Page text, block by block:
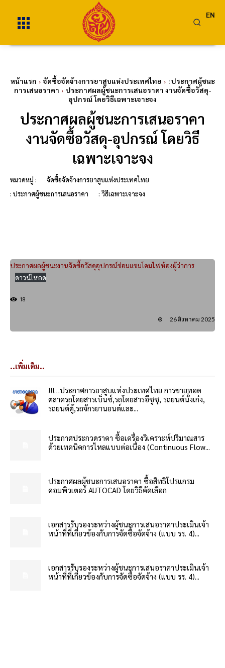
EN
หน้าแรก จัดซื้อจัดจ้างการยาสูบแห่งประเทศไทย
: ประกาศผู้ชนะ
การเสนอราคา
ประกาศผลผู้ชนะการเสนอราคา งานจัดซื้อวัสดุ-
อุปกรณ์ โดยวิธีเฉพาะเจาะจง
ประกาศผลผู้ชนะการเสนอราคา
งานจัดซื้อวัสดุ-อุปกรณ์ โดยวิธี
เฉพาะเจาะจง
หมวดหมู่ :
จัดซื้อจัดจ้างการยาสูบแห่งประเทศไทย
: ประกาศผู้ชนะการเสนอราคา
: วิธีเฉพาะเจาะจง
ประกาศผลผู้ชนะงานจัดซื้อวัสดุอุปกรณ์ซ่อมแซมโคมไฟห้องผู้ว่าการ
ดาวน์โหลด
18
26 สิงหาคม 2025
..เพิ่มเติม..
!!!…ประกาศการยาสูบแห่งประเทศไทย การขายทอด
ตลาดรถโดยสารเบ็นซ์,รถโดยสารอีซูซุ, รถยนต์นั่งเก๋ง,
รถยนต์ตู้,รถจักรยานยนต์และ...
ประกาศประกวดราคา ซื้อเครื่องวิเคราะห์ปริมาณสาร
ด้วยเทคนิคการไหลแบบต่อเนื่อง (Continuous Flow...
ประกาศผลผู้ชนะการเสนอราคา ซื้อสิทธิโปรแกรม
คอมพิวเตอร์ AUTOCAD โดยวิธีคัดเลือก
เอกสารรับรองระหว่างผู้ชนะการเสนอราคาประเมินเจ้า
หน้าที่ที่เกี่ยวข้องกับการจัดซื้อจัดจ้าง (แบบ รร. 4)...
เอกสารรับรองระหว่างผู้ชนะการเสนอราคาประเมินเจ้า
หน้าที่ที่เกี่ยวข้องกับการจัดซื้อจัดจ้าง (แบบ รร. 4)...